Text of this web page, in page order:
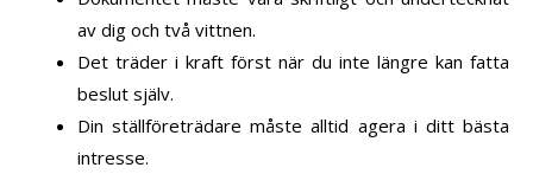
av dig och två vittnen.
Det träder i kraft först när du inte längre kan fatta
beslut själv.
Din ställföreträdare måste alltid agera i ditt bästa
intresse.